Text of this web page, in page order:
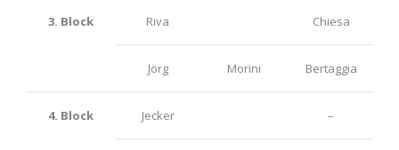
3. Block Riva Chiesa
Jörg Morini Bertaggia
4. Block Jecker –